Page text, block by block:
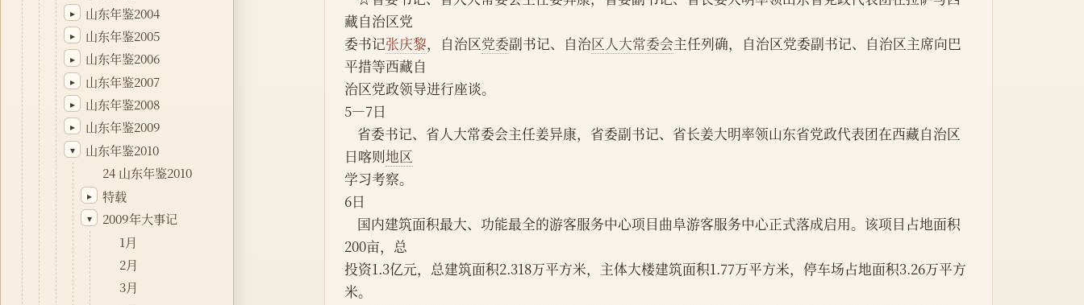
▸ 山东年鉴2004
▸ 山东年鉴2005
▸ 山东年鉴2006
▸ 山东年鉴2007
▸ 山东年鉴2008
▸ 山东年鉴2009
▾
山东年鉴2010
24 山东年鉴2010
▸ 特载
▾
2009年大事记
1月
2月
3月
藏自治区党
委书记张庆黎，自治区党委副书记、自治区人大常委会主任列确，自治区党委副书记、自治区主席向巴
平措等西藏自
治区党政领导进行座谈。
5—7日
日喀则地区
学习考察。
6日
200亩，总
投资1.3亿元，总建筑面积2.318万平方米，主体大楼建筑面积1.77万平方米，停车场占地面积3.26万平方
米。